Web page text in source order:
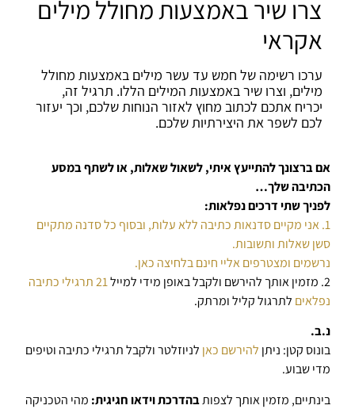
צרו שיר באמצעות מחולל מילים
אקראי
ערכו רשימה של חמש עד עשר מילים באמצעות מחולל
מילים, וצרו שיר באמצעות המילים הללו. תרגיל זה,
יכריח אתכם לכתוב מחוץ לאזור הנוחות שלכם, וכך יעזור
לכם לשפר את היצירתיות שלכם.
אם ברצונך להתייעץ איתי, לשאול שאלות, או לשתף במסע
הכתיבה שלך…
לפניך שתי דרכים נפלאות:
1. אני מקיים סדנאות כתיבה ללא עלות, ובסוף כל סדנה מתקיים
סשן שאלות ותשובות.
נרשמים ומצטרפים אליי חינם בלחיצה כאן.
2. מזמין אותך להירשם ולקבל באופן מידי למייל
21 תרגילי כתיבה
נפלאים לתרגול קליל ומרתק.
נ.ב.
בונוס קטן: ניתן להירשם כאן לניוזלטר ולקבל תרגילי כתיבה וטיפים
מדי שבוע.
בינתיים, מזמין אותך לצפותבהדרכת וידאו חגיגית: מהי הטכניקה